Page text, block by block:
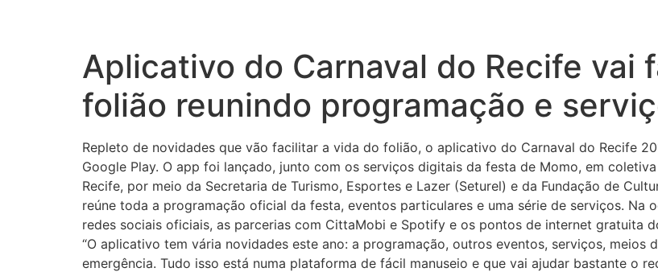
Aplicativo do Carnaval do Recife vai
folião reunindo programação e
Repleto de novidades que vão facilitar a vida do folião, o aplicativo do Carnaval do Recife
Google Play. O app foi lançado, junto com os serviços digitais da festa de Momo, em
Recife, por meio da Secretaria de Turismo, Esportes e Lazer (Seturel) e da Fundação de
reúne toda a programação oficial da festa, eventos particulares e uma série de serviços. Na
redes sociais oficiais, as parcerias com CittaMobi e Spotify e os pontos de internet gratuita
“O aplicativo tem vária novidades este ano: a programação, outros eventos, serviços,
emergência. Tudo isso está numa plataforma de fácil manuseio e que vai ajudar bastante o